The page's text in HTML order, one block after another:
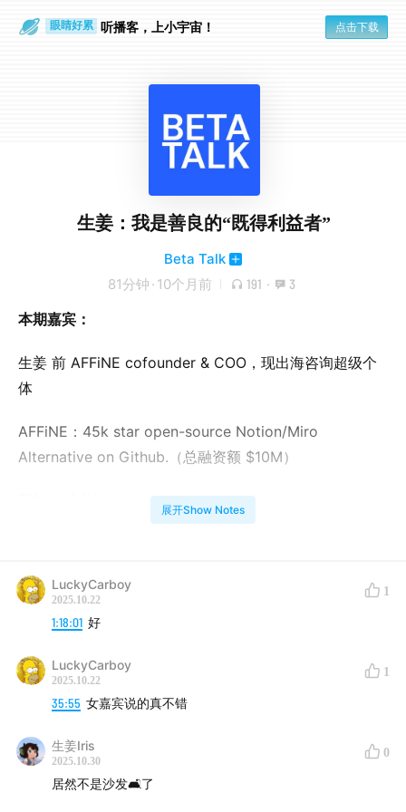
眼睛好累 听播客，上小宇宙！ 点击下载
生姜：我是善良的“既得利益者”
Beta Talk
81分钟 · 10个月前 191 · 3
本期嘉宾：
生姜 前 AFFiNE cofounder & COO，现出海咨询超级个
体
AFFiNE：45k star open-source Notion/Miro
Alternative on Github.（总融资额 $10M）
02:01 当时为什么想创业
在知乎招募到了第一位 CTO
09:29 第一次创业转型，从学术编辑器到开源编译器框架
15:50 “大佬”研发多了也会打架
展开Show Notes
LuckyCarboy
2025.10.22
1
1:18:01 好
LuckyCarboy
2025.10.22
1
35:55 女嘉宾说的真不错
生姜Iris
2025.10.30
0
居然不是沙发🛋️了